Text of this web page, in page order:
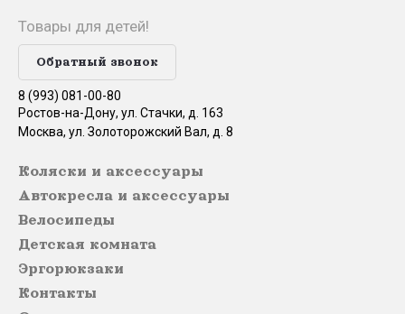
Товары для детей!
Обратный звонок
8 (993) 081-00-80
Ростов-на-Дону, ул. Стачки, д. 163
Москва, ул. Золоторожский Вал, д. 8
Коляски и аксессуары
Автокресла и аксессуары
Велосипеды
Детская комната
Эргорюкзаки
Контакты